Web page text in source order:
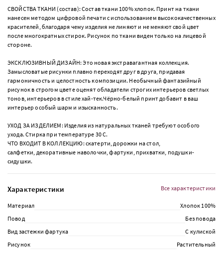
СВОЙСТВА ТКАНИ (состав): Состав ткани 100% хлопок. Принт на ткани
нанесен методом цифровой печати с использованием высококачественных
красителей, благодаря чему изделия не линяют и не меняют свой цвет
после многократных стирок. Рисунок по ткани виден только на лицевой
стороне.
ЭКСКЛЮЗИВНЫЙ ДИЗАЙН: Это новая экстравагантная коллекция.
Замысловатые рисунки плавно переходят друг в друга, придавая
гармоничность и целостность композиции. Необычный фантазийный
рисунок в строгом цвете оценят обладатели строгих интерьеров светлых
тонов, интерьеров в стиле хай-тек.Чёрно-белый принт добавит в ваш
интерьер особый шарм и изысканность.
УХОД ЗА ИЗДЕЛИЕМ: Изделия из натуральных тканей требуют особого
ухода. Стирка при температуре 30 С.
ЧТО ВХОДИТ В КОЛЛЕКЦИЮ: скатерти, дорожки на стол,
салфетки, декоративные наволочки, фартуки, прихватки, подушки-
сидушки.
Характеристики
Материал
Хлопок 100%
Повод
Без повода
Вид застежки фартука
С кулиской
Рисунок
Растительный
Все характеристики